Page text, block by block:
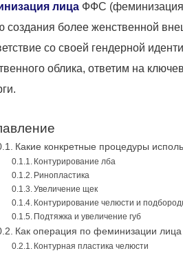
лица ФФС (феминизация
создания более женственной
со своей гендерной
облика, ответим на
Какие конкретные процедуры
Контурирование лба
Ринопластика
Увеличение щек
Контурирование челюсти и
Подтяжка и увеличение губ
Как операция по феминизации
Контурная пластика челюсти